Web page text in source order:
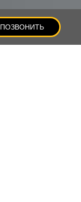
ПОЗВОНИТЬ